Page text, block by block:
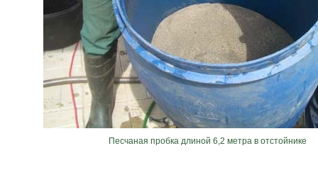
Песчаная пробка длиной 6,2 метра в отстойнике